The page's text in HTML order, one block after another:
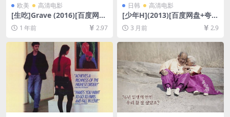
欧美 高清电影
[生吃]Grave (2016)[百度网盘
+夸克网盘1080P超清未删减
资源][网盘在线播放/下载][MP
1 年前 2.97
日韩 高清电影
[少年H](2013)[百度网盘+夸克
网盘1080P超清未删减资源]
[网盘在线播放/下载][MP4/7.
3 月前 2.9